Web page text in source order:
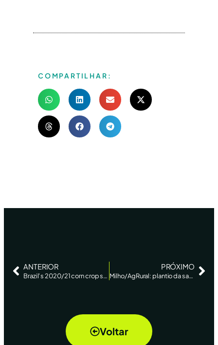
COMPARTILHAR:
ANTERIOR
Brazil’s 2020/21 corn crop seen at below 82 mln tonnes – AgRural
PRÓXIMO
Milho/AgRural: plantio da safra 2021/22 atinge 16% no centro-sul; 10% na semana passada e 20% há 1 ano
Voltar